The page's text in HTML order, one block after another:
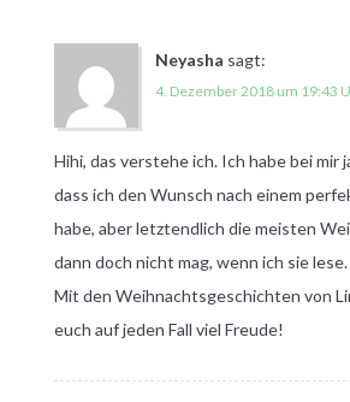
Neyasha sagt:
4. Dezember 2018 um 19:43
Hihi, das verstehe ich. Ich habe bei mir
dass ich den Wunsch nach einem
habe, aber letztendlich die meisten
dann doch nicht mag, wenn ich sie
Mit den Weihnachtsgeschichten von
euch auf jeden Fall viel Freude!